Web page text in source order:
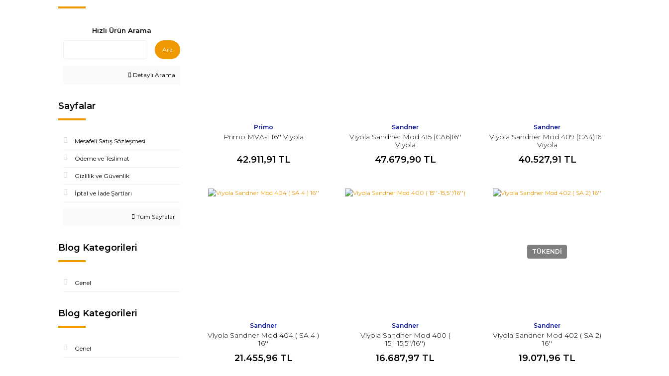
Hızlı Ürün Arama
Ara
Detaylı Arama
Sayfalar
Mesafeli Satış Sözleşmesi
Ödeme ve Teslimat
Gizlilik ve Güvenlik
İptal ve İade Şartları
Tüm Sayfalar
Blog Kategorileri
Genel
Blog Kategorileri
Genel
Primo
Primo MVA-1 16'' Viyola
42.911,91 TL
Sandner
Viyola Sandner Mod 415 (CA6)16''
Viyola
47.679,90 TL
Sandner
Viyola Sandner Mod 409 (CA4)16''
Viyola
40.527,91 TL
Sandner
Viyola Sandner Mod 404 ( SA 4 )
16''
21.455,96 TL
Sandner
Viyola Sandner Mod 400 (
15''-15,5''/16'')
16.687,97 TL
TÜKENDİ
Sandner
Viyola Sandner Mod 402 ( SA 2)
16''
19.071,96 TL